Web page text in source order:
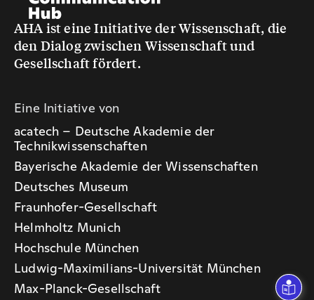
AHA ist eine Initiative der Wissenschaft, die
den Dialog zwischen Wissenschaft und
Gesellschaft fördert.
Eine Initiative von
acatech – Deutsche Akademie der
Technikwissenschaften
Bayerische Akademie der Wissenschaften
Deutsches Museum
Fraunhofer-Gesellschaft
Helmholtz Munich
Hochschule München
Ludwig-Maximilians-Universität München
Max-Planck-Gesellschaft